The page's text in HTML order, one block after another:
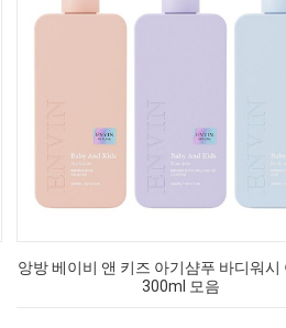
앙방 베이비 앤 키즈 아기샴푸 바디워시
300ml 모음